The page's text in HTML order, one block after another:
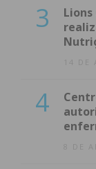
3
Lions
14 DE
4
8 DE